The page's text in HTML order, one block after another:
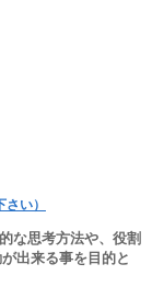
い）
な思考方法や、役割
出来る事を目的と